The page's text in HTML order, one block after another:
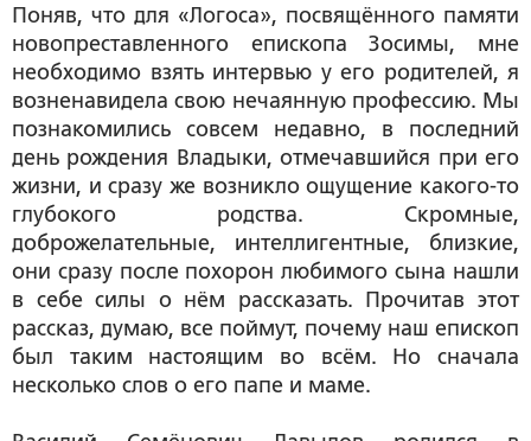
Поняв, что для «Логоса», посвящённого памяти
новопреставленного епископа Зосимы, мне
необходимо взять интервью у его родителей, я
возненавидела свою нечаянную профессию. Мы
познакомились совсем недавно, в последний
день рождения Владыки, отмечавшийся при его
жизни, и сразу же возникло ощущение какого-то
глубокого родства. Скромные,
доброжелательные, интеллигентные, близкие,
они сразу после похорон любимого сына нашли
в себе силы о нём рассказать. Прочитав этот
рассказ, думаю, все поймут, почему наш епископ
был таким настоящим во всём. Но сначала
несколько слов о его папе и маме.